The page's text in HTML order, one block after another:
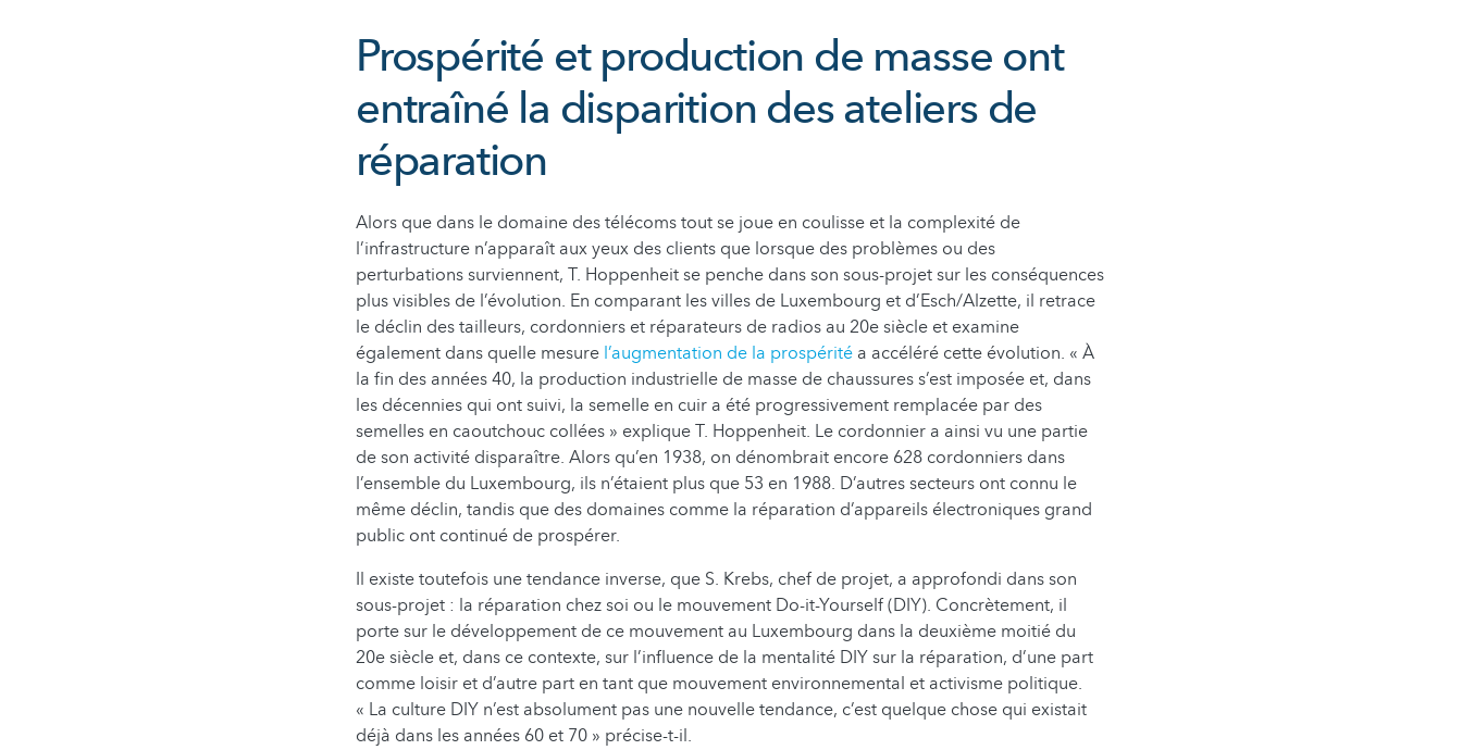
Prospérité et production de masse ont
entraîné la disparition des ateliers de
réparation
Alors que dans le domaine des télécoms tout se joue en coulisse et la complexité de
l’infrastructure n’apparaît aux yeux des clients que lorsque des problèmes ou des
perturbations surviennent, T. Hoppenheit se penche dans son sous-projet sur les conséquences
plus visibles de l’évolution. En comparant les villes de Luxembourg et d’Esch/Alzette, il retrace
le déclin des tailleurs, cordonniers et réparateurs de radios au 20e siècle et examine
également dans quelle mesure l’augmentation de la prospérité a accéléré cette évolution. « À
la fin des années 40, la production industrielle de masse de chaussures s’est imposée et, dans
les décennies qui ont suivi, la semelle en cuir a été progressivement remplacée par des
semelles en caoutchouc collées » explique T. Hoppenheit. Le cordonnier a ainsi vu une partie
de son activité disparaître. Alors qu’en 1938, on dénombrait encore 628 cordonniers dans
l’ensemble du Luxembourg, ils n’étaient plus que 53 en 1988. D’autres secteurs ont connu le
même déclin, tandis que des domaines comme la réparation d’appareils électroniques grand
public ont continué de prospérer.
Il existe toutefois une tendance inverse, que S. Krebs, chef de projet, a approfondi dans son
sous-projet : la réparation chez soi ou le mouvement Do-it-Yourself (DIY). Concrètement, il
porte sur le développement de ce mouvement au Luxembourg dans la deuxième moitié du
20e siècle et, dans ce contexte, sur l’influence de la mentalité DIY sur la réparation, d’une part
comme loisir et d’autre part en tant que mouvement environnemental et activisme politique.
« La culture DIY n’est absolument pas une nouvelle tendance, c’est quelque chose qui existait
déjà dans les années 60 et 70 » précise-t-il.